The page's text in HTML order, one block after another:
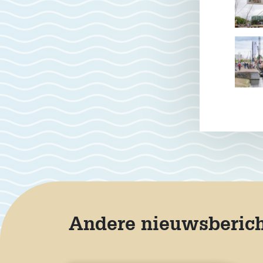
Andere